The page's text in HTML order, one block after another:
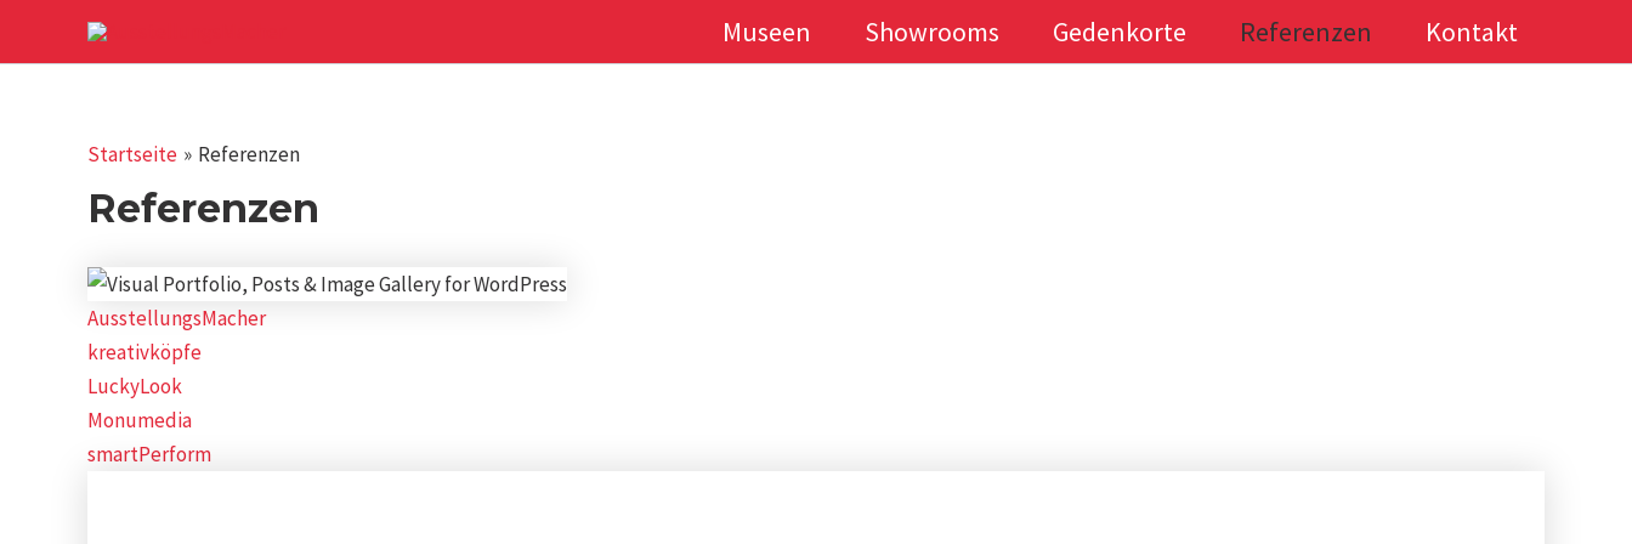
Museen Showrooms Gedenkorte Referenzen Kontakt
Startseite Referenzen
Referenzen
AusstellungsMacher
kreativköpfe
LuckyLook
Monumedia
smartPerform